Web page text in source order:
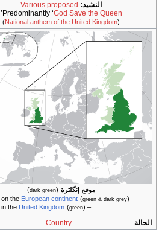
النشيد: Various proposed
Predominantly ‘God Save the Queen
’
(
National anthem of the United Kingdom
)
موقع إنگلترة (
dark green
)
– on the
European continent (green & dark grey)
– in the
United Kingdom (green)
الحالة
Country